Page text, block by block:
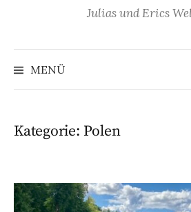
Julias und Erics
MENÜ
Kategorie: Polen